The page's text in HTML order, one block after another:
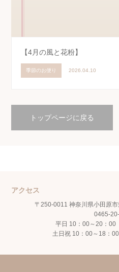
【4月の風と花粉】
季節のお便り 2026.04.10
トップページに戻る
アクセス
〒250-0011 神奈川県小田原
0465-
平日 10：00～20：00
土日祝 10：00～18：